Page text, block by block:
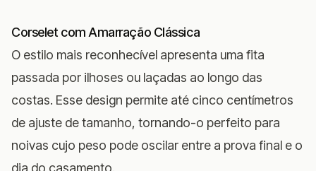
Corselet com Amarração Clássica
O estilo mais reconhecível apresenta uma fita
passada por ilhoses ou laçadas ao longo das
costas. Esse design permite até cinco centímetros
de ajuste de tamanho, tornando-o perfeito para
noivas cujo peso pode oscilar entre a prova final e o
dia do casamento.